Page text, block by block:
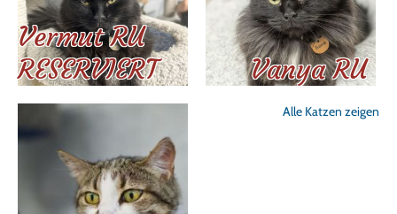
Vermut RU
RESERVIERT
Vanya RU
Alle Katzen zeigen